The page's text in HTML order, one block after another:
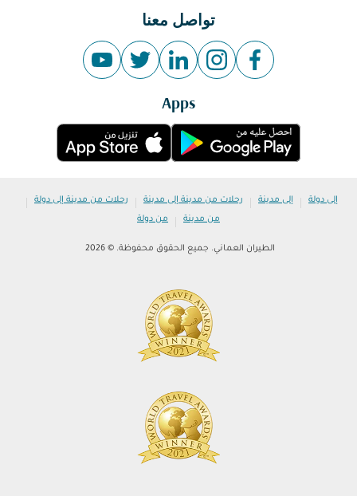
تواصل معنا
Apps
إلى دولة | إلى مدينة | رحلات من مدينة إلى مدينة | رحلات من مدينة إلى دولة |
من مدينة | من دولة
الطيران العماني. جميع الحقوق محفوظة. © 2026